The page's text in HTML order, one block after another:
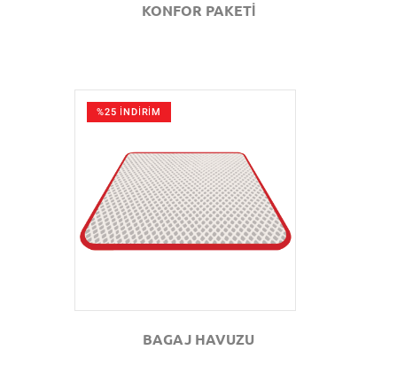
KONFOR PAKETİ
%25 İNDİRİM
GÖZAT
BAGAJ HAVUZU